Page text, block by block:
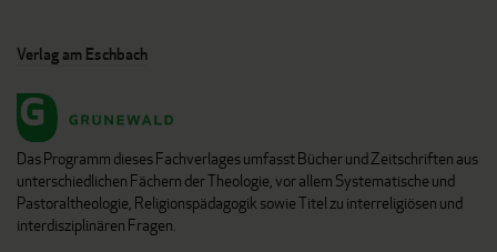
Verlag am Eschbach
Das Programm dieses Fachverlages umfasst Bücher und Zeitschriften aus
unterschiedlichen Fächern der Theologie, vor allem Systematische und
Pastoraltheologie, Religionspädagogik sowie Titel zu interreligiösen und
interdisziplinären Fragen.